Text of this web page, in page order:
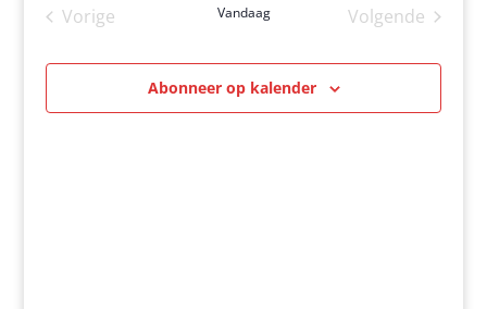
datum.
Vorige
Vandaag
Volgende
Abonneer op kalender